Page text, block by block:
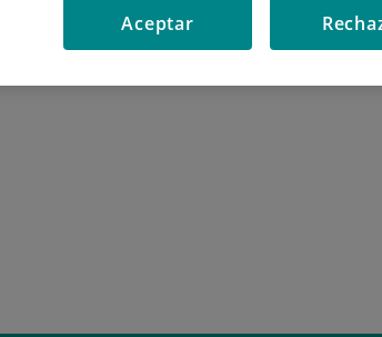
origen de las especies.
Aceptar